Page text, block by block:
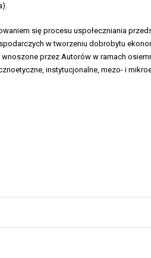
się procesu uspołeczniania
w tworzeniu dobrobytu
przez Autorów w ramach
instytucjonalne, mezo- i